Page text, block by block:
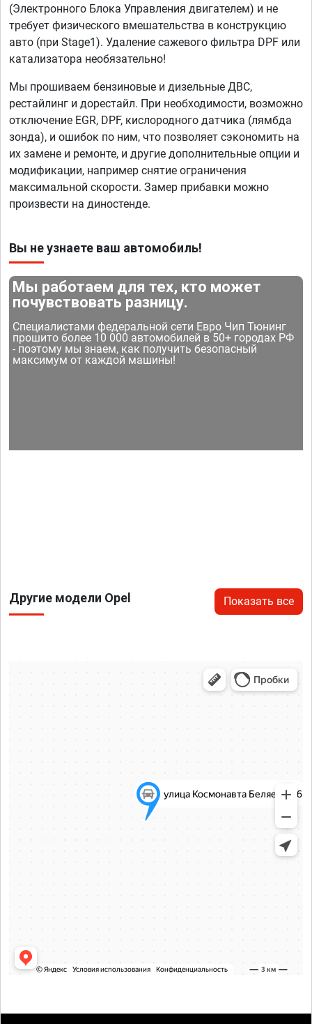
(Электронного Блока Управления двигателем) и не
требует физического вмешательства в конструкцию
авто (при Stage1). Удаление сажевого фильтра DPF или
катализатора необязательно!
Мы прошиваем бензиновые и дизельные ДВС,
рестайлинг и дорестайл. При необходимости, возможно
отключение EGR, DPF, кислородного датчика (лямбда
зонда), и ошибок по ним, что позволяет сэкономить на
их замене и ремонте, и другие дополнительные опции и
модификации, например снятие ограничения
максимальной скорости. Замер прибавки можно
произвести на диностенде.
Вы не узнаете ваш автомобиль!
Мы работаем для тех, кто может
почувствовать разницу.
Специалистами федеральной сети Евро Чип Тюнинг
прошито более 10 000 автомобилей в 50+ городах РФ
- поэтому мы знаем, как получить безопасный
максимум от каждой машины!
Другие модели Opel Показать все